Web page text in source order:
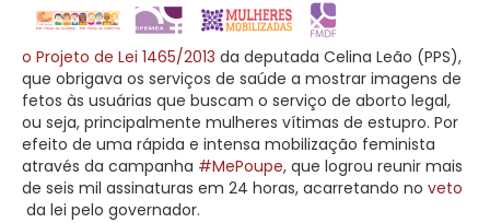
o Projeto de Lei 1465/2013 da deputada Celina Leão (PPS),
que obrigava os serviços de saúde a mostrar imagens de
fetos às usuárias que buscam o serviço de aborto legal,
ou seja, principalmente mulheres vítimas de estupro. Por
efeito de uma rápida e intensa mobilização feminista
através da campanha #MePoupe, que logrou reunir mais
de seis mil assinaturas em 24 horas, acarretando no veto
da lei pelo governador.